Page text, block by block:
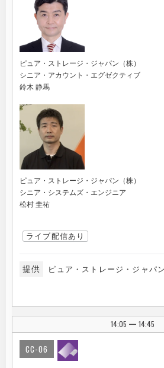
ピュア・ストレージ・ジャパン（株）
シニア・アカウント・エグゼクティブ
鈴木 静馬
ピュア・ストレージ・ジャパン（株）
シニア・システムズ・エンジニア
松村 圭祐
ライブ配信あり
提供 ピュア・ストレージ・ジャパ
14:05 | 14:45
CC-06